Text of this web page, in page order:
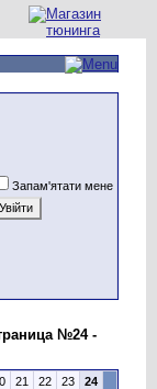
Запам'ятати мене
№24 -
21 22 23 24